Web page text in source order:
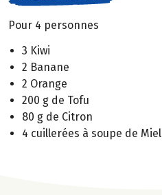
Pour 4 personnes
3 Kiwi
2 Banane
2 Orange
200 g de Tofu
80 g de Citron
4 cuillerées à soupe de Miel